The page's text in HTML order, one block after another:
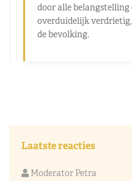
door alle
overduidelijk
de bevolking.
Laatste reacties
Moderator Petra